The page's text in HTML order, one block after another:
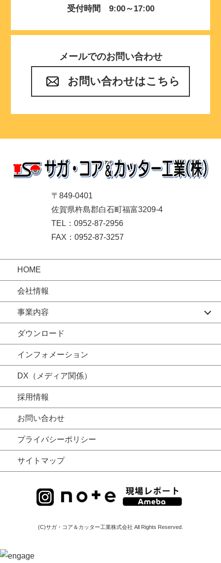
受付時間 9:00～17:00
メールでのお問い合わせ
お問い合わせはこちら
〒849-0401
佐賀県杵島郡白石町福富3209-4
TEL：0952-87-2956
FAX：0952-87-3257
HOME
会社情報
事業内容
ダウンロード
インフォメーション
DX（メディア関係）
採用情報
お問い合わせ
プライバシーポリシー
サイトマップ
(C)サガ・コア＆カッター工業株式会社 All Rights Reserved.